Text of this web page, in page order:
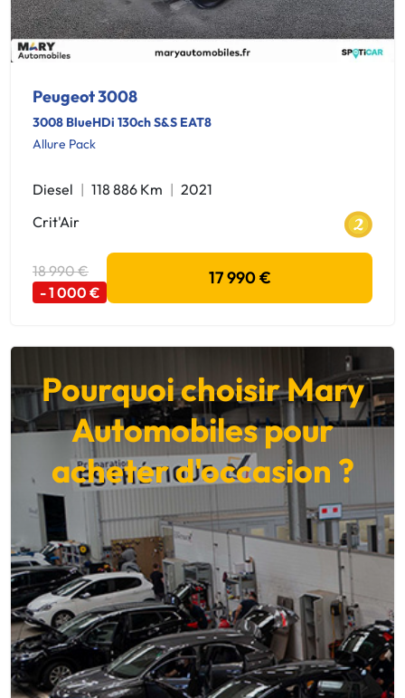
Peugeot 3008
3008 BlueHDi 130ch S&S EAT8
Allure Pack
Diesel 118 886 Km
2021
Crit'Air
18 990 €
- 1 000 €
17 990 €
Pourquoi choisir Mary
Automobiles pour
acheter d'occasion ?